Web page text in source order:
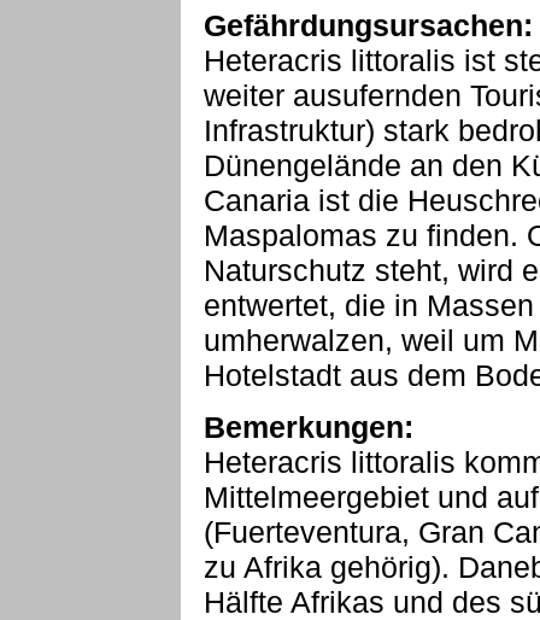
Gefährdungsursachen:
Heteracris littoralis ist
weiter ausufernden
Infrastruktur) stark
Dünengelände an den
Canaria ist die
Maspalomas zu finden.
Naturschutz steht, wird
entwertet, die in
umherwalzen, weil um
Hotelstadt aus dem
Bemerkungen:
Heteracris littoralis
Mittelmeergebiet und
(Fuerteventura, Gran
zu Afrika gehörig).
Hälfte Afrikas und des